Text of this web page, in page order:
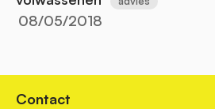
08/05/2018
Contact